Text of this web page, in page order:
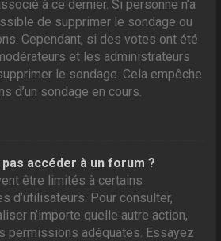
à ce dernier. Si personne n’a
de supprimer le sondage ou
Cependant, si des votes ont été
et les administrateurs
le sondage. Cela empêche
d’un sondage en cours.
accéder à un forum ?
être limités à certains
d’utilisateurs. Pour consulter,
n’importe quelle autre action,
permissions adéquates. Essayez